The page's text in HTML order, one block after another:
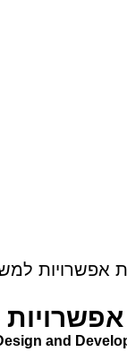
אפשרויות
and